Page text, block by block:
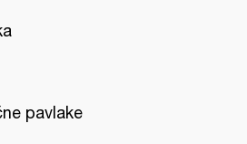
pavlake